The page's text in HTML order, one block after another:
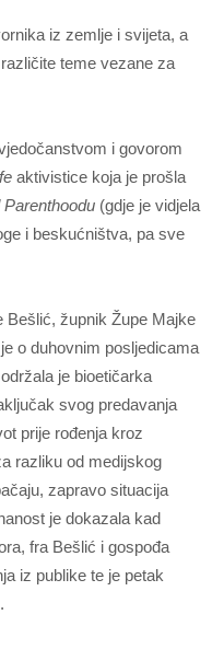
iz zemlje i svijeta, a
teme vezane za
i govorom
aktivistice koja je prošla
Parenthoodu (gdje je vidjela
i beskućništva, pa sve
Bešlić, župnik Župe Majke
o duhovnim posljedicama
je bioetičarka
svog predavanja
prije rođenja kroz
razliku od medijskog
zapravo situacija
je dokazala kad
fra Bešlić i gospođa
iz publike te je petak